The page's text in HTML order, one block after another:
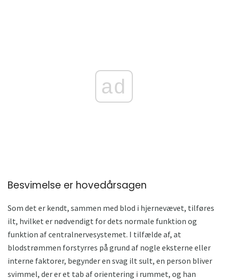
ad
Besvimelse er hovedårsagen
Som det er kendt, sammen med blod i hjernevævet, tilføres
ilt, hvilket er nødvendigt for dets normale funktion og
funktion af centralnervesystemet. I tilfælde af, at
blodstrømmen forstyrres på grund af nogle eksterne eller
interne faktorer, begynder en svag ilt sult, en person bliver
svimmel, der er et tab af orientering i rummet, og han